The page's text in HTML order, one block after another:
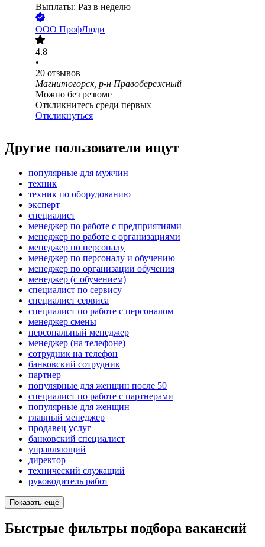
Выплаты: Раз в неделю
ООО ПрофЛюди
4.8
•
20 отзывов
Магнитогорск, р-н Правобережный
Можно без резюме
Откликнитесь среди первых
Откликнуться
Другие пользователи ищут
популярные для мужчин
техник
техник по оборудованию
эксперт
специалист
менеджер по работе с предприятиями
менеджер по работе с организациями
менеджер по персоналу
менеджер по персоналу и обучению
менеджер по организации обучения
менеджер (с обучением)
специалист по сервису
специалист сервиса
специалист по работе с персоналом
менеджер смены
персональный менеджер
менеджер (на телефоне)
сотрудник на телефон
банковский сотрудник
партнер
популярные для женщин после 50
специалист по работе с партнерами
популярные для женщин
главный менеджер
продавец услуг
банковский специалист
управляющий
директор
технический служащий
руководитель работ
Показать ещё
Быстрые фильтры подбора вакансий